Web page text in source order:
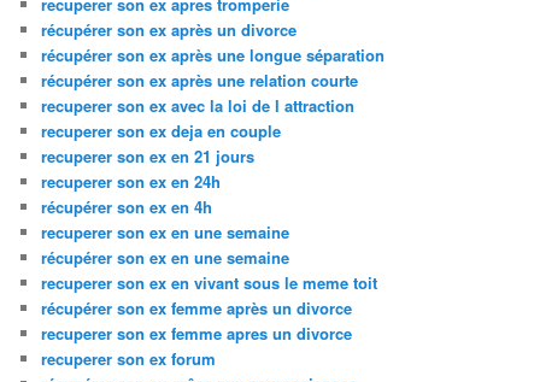
recuperer son ex apres tromperie
récupérer son ex après un divorce
récupérer son ex après une longue séparation
récupérer son ex après une relation courte
recuperer son ex avec la loi de l attraction
recuperer son ex deja en couple
recuperer son ex en 21 jours
recuperer son ex en 24h
récupérer son ex en 4h
recuperer son ex en une semaine
récupérer son ex en une semaine
recuperer son ex en vivant sous le meme toit
récupérer son ex femme après un divorce
recuperer son ex femme apres un divorce
recuperer son ex forum